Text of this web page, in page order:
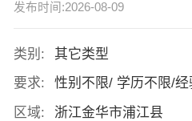
发布时间:2026-08-09
类别:
其它类型
要求:
性别不限/ 学历不限/
区域:
浙江金华市浦江县